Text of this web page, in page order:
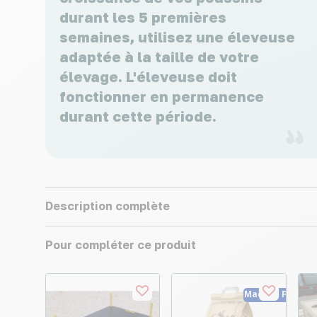
durant les 5 premières
semaines, utilisez une éleveuse
adaptée à la taille de votre
élevage. L'éleveuse doit
fonctionner en permanence
durant cette période.
Description complète
Pour compléter ce produit
Made in France